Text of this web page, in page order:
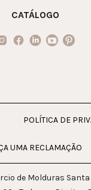
CATÁLOGO
POLÍTICA DE
UMA RECLAMAÇÃO
de Molduras Santa